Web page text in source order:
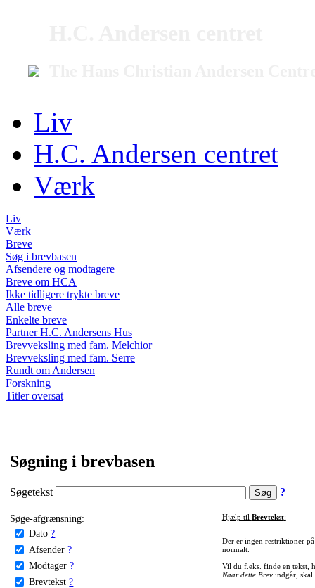
Liv
H.C. Andersen centret
Værk
Liv
Værk
Breve
Søg i brevbasen
Afsendere og modtagere
Breve om HCA
Ikke tidligere trykte breve
Alle breve
Enkelte breve
Partner H.C. Andersens Hus
Brevveksling med fam. Melchior
Brevveksling med fam. Serre
Rundt om Andersen
Forskning
Titler oversat
Søgning i brevbasen
Søgetekst ?
Søge-afgrænsning:
Dato ?
Afsender ?
Modtager ?
Brevtekst ?
Hjælp til Brevtekst:
Der er ingen restriktioner
normalt.
Vil du f.eks. finde en tekst,
Naar dette Brevindgår, skal